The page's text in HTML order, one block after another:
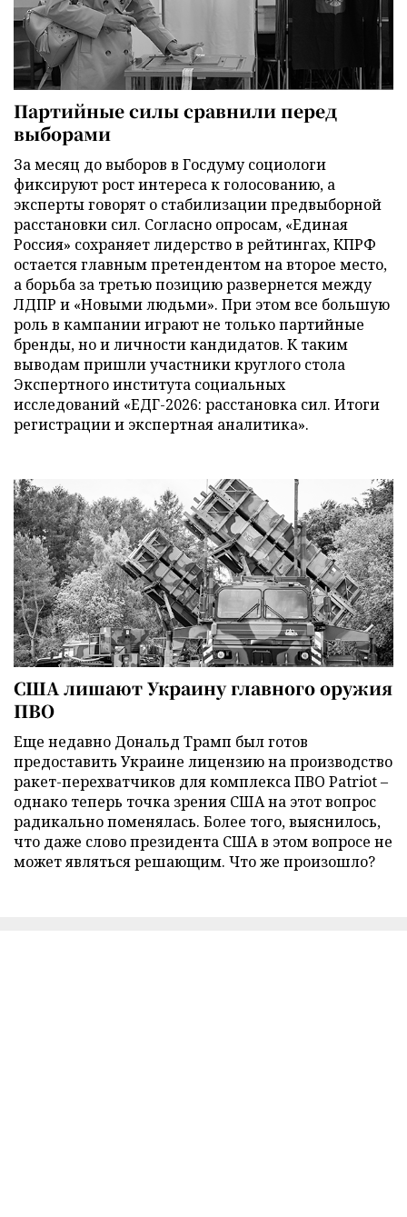
Партийные силы сравнили перед
выборами
За месяц до выборов в Госдуму социологи
фиксируют рост интереса к голосованию, а
эксперты говорят о стабилизации предвыборной
расстановки сил. Согласно опросам, «Единая
Россия» сохраняет лидерство в рейтингах, КПРФ
остается главным претендентом на второе место,
а борьба за третью позицию развернется между
ЛДПР и «Новыми людьми». При этом все большую
роль в кампании играют не только партийные
бренды, но и личности кандидатов. К таким
выводам пришли участники круглого стола
Экспертного института социальных
исследований «ЕДГ-2026: расстановка сил. Итоги
регистрации и экспертная аналитика».
США лишают Украину главного оружия
ПВО
Еще недавно Дональд Трамп был готов
предоставить Украине лицензию на производство
ракет-перехватчиков для комплекса ПВО Patriot –
однако теперь точка зрения США на этот вопрос
радикально поменялась. Более того, выяснилось,
что даже слово президента США в этом вопросе не
может являться решающим. Что же произошло?